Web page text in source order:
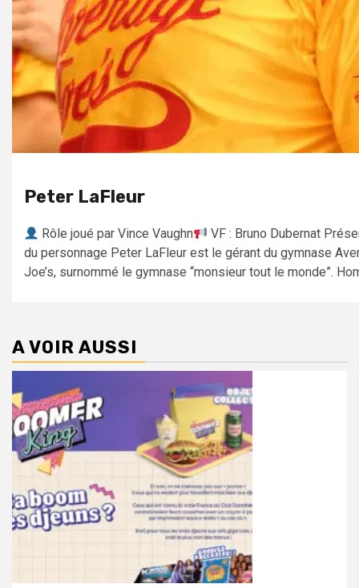
Peter LaFleur
Rôle joué par Vince Vaughn
VF : Bruno Dubernat
du personnage Peter LaFleur est le gérant du gymnase
Joe’s, surnommé le gymnase “monsieur tout le monde”.
A VOIR AUSSI